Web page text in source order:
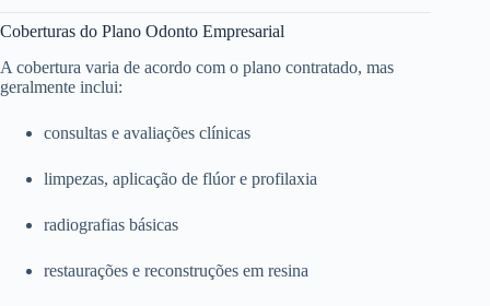
Coberturas do Plano Odonto Empresarial
A cobertura varia de acordo com o plano contratado, mas
geralmente inclui:
consultas e avaliações clínicas
limpezas, aplicação de flúor e profilaxia
radiografias básicas
restaurações e reconstruções em resina